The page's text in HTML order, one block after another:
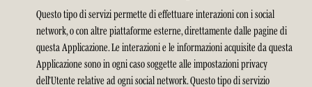
Questo tipo di servizi permette di effettuare interazioni con i social
network, o con altre piattaforme esterne, direttamente dalle pagine di
questa Applicazione. Le interazioni e le informazioni acquisite da questa
Applicazione sono in ogni caso soggette alle impostazioni privacy
dell’Utente relative ad ogni social network. Questo tipo di servizio